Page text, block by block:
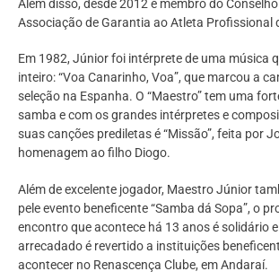
Além disso, desde 2012 é membro do
Associação de Garantia ao Atleta Profissional
Em 1982, Júnior foi intérprete de uma música
inteiro: “Voa Canarinho, Voa”, que marcou a
seleção na Espanha. O “Maestro” tem uma
samba e com os grandes intérpretes e
suas canções prediletas é “Missão”, feita por
homenagem ao filho Diogo.
Além de excelente jogador, Maestro Júnior
pele evento beneficente “Samba dá Sopa”, o
encontro que acontece há 13 anos é solidário
arrecadado é revertido a instituições
acontecer no Renascença Clube, em Andaraí.